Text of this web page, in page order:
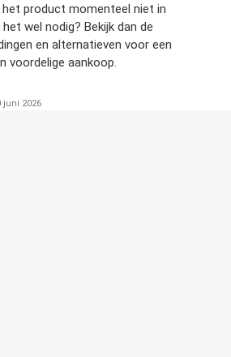
product momenteel niet in
wel nodig? Bekijk dan de
en alternatieven voor een
voordelige aankoop.
2026